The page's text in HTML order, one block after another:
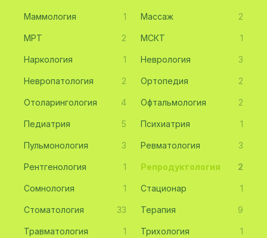
Маммология 1 Массаж 2
МРТ 2 МСКТ 1
Наркология 1 Неврология 3
Невропатология 2 Ортопедия 2
Отоларингология 4 Офтальмология 2
Педиатрия 5 Психиатрия 1
Пульмонология 3 Ревматология 3
Рентгенология 1 Репродуктология 2
Сомнология 1 Стационар 1
Стоматология 33 Терапия 9
Травматология 1 Трихология 1